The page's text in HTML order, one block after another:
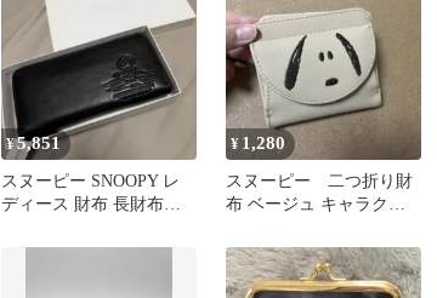
¥5,851
スヌーピー SNOOPY レ
ディース 財布 長財布
¥ 1,280
スヌーピー 二つ折り財
布 ベージュ キャラクタ